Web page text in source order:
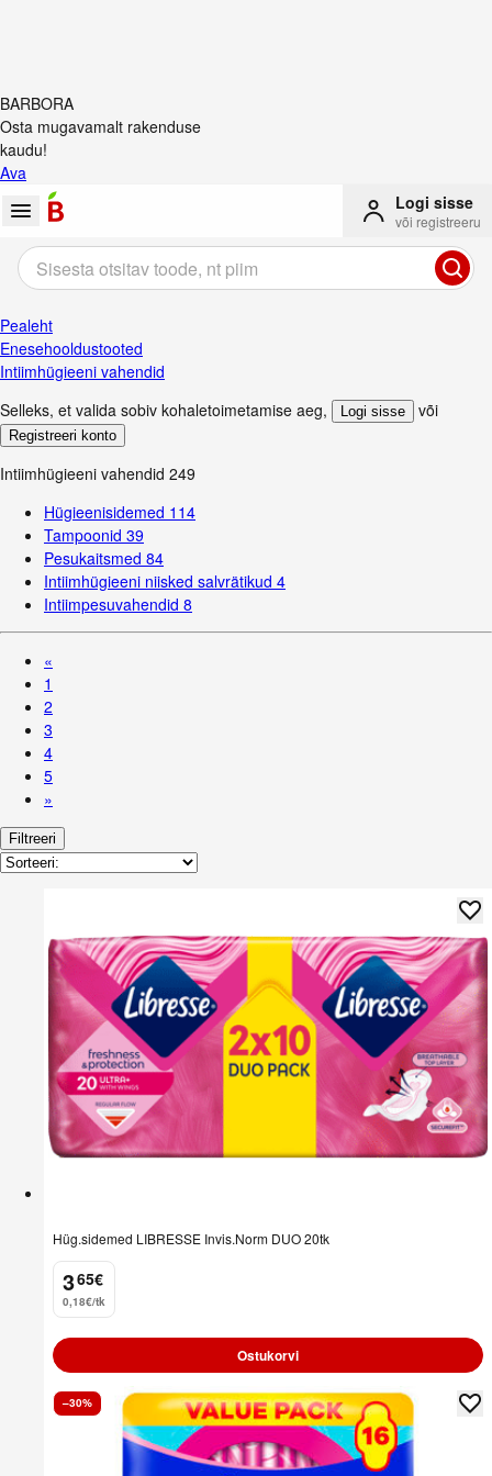
BARBORA
Osta mugavamalt rakenduse
kaudu!
Ava
Logi sisse
või registreeru
Pealeht
Enesehooldustooted
Intiimhügieeni vahendid
Selleks, et valida sobiv kohaletoimetamise aeg, Logi sisse või
Registreeri konto
Intiimhügieeni vahendid 249
Hügieenisidemed 114
Tampoonid 39
Pesukaitsmed 84
Intiimhügieeni niisked salvrätikud 4
Intiimpesuvahendid 8
«
1
2
3
4
5
»
Filtreeri
Hüg.sidemed LIBRESSE Invis.Norm DUO 20tk
3
. 65€
0,18€/tk
Ostukorvi
–30%